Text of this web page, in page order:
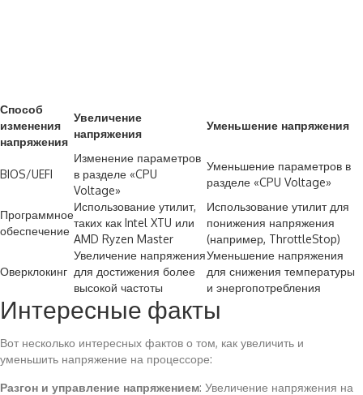
Способ
изменения
напряжения
Увеличение
напряжения
Уменьшение напряжения
BIOS/UEFI
Изменение параметров
в разделе «CPU
Voltage»
Уменьшение параметров в
разделе «CPU Voltage»
Программное
обеспечение
Использование утилит,
таких как Intel XTU или
AMD Ryzen Master
Использование утилит для
понижения напряжения
(например, ThrottleStop)
Оверклокинг
Увеличение напряжения
для достижения более
высокой частоты
Уменьшение напряжения
для снижения температуры
и энергопотребления
Интересные факты
Вот несколько интересных фактов о том, как увеличить и
уменьшить напряжение на процессоре:
Разгон и управление напряжением: Увеличение напряжения на